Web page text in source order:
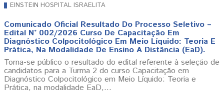
EINSTEIN HOSPITAL ISRAELITA
Comunicado Oficial Resultado Do Processo Seletivo –
Edital N° 002/2026 Curso De Capacitação Em
Diagnóstico Colpocitológico Em Meio Líquido: Teoria E
Prática, Na Modalidade De Ensino A Distância (EaD).
Torna-se público o resultado do edital referente à seleção de
candidatos para a Turma 2 do curso Capacitação em
Diagnóstico Colpocitológico em Meio Líquido: Teoria e
Prática, na modalidade EaD,…